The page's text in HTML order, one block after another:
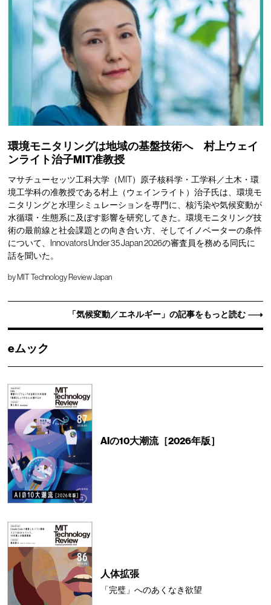
環境モニタリングは地域の基盤技術へ 村上ウェイ
ンライト治子MIT准教授
マサチューセッツ工科大学（MIT）原子核科学・工学科／土木・環
境工学科の准教授である村上（ウェインライト）治子氏は、環境モ
ニタリングと水理シミュレーションを専門に、核汚染や気候変動が
水循環・生態系に及ぼす影響を研究してきた。環境モニタリング技
術の最前線と社会課題との向き合い方、そしてイノベーターの条件
について、Innovators Under 35 Japan 2026の審査員を務める同氏に
話を聞いた。
byMIT Technology Review Japan
「気候変動／エネルギー」の記事をもっと読む
eムック
AIの10大潮流［2026年版］
人体拡張
「完璧」へのあくなき欲望